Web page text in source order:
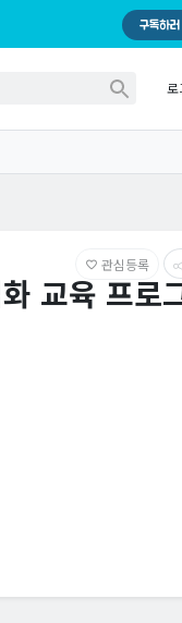
구독하러
로
favorite_border 관심등록
교육 프로